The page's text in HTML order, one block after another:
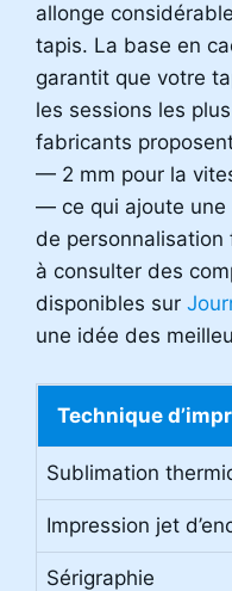
allonge
tapis. La base en
garantit que votre
les sessions les
fabricants
— 2 mm pour la
— ce qui ajoute une
de personnalisation
à consulter des
disponibles sur
une idée des
Technique
Sublimation
Impression jet
Sérigraphie